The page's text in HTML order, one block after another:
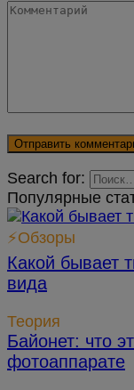
Search for:
Популярные
⚡Обзоры
Какой бывает
вида
Теория
Байонет: что
фотоаппарате